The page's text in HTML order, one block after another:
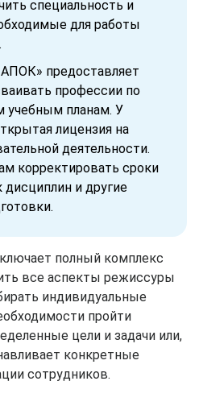
специальность и
для работы
предоставляет
профессии по
учебным планам. У
лицензия на
деятельности.
корректировать сроки
дисциплин и другие
полный комплекс
все аспекты режиссуры
индивидуальные
пройти
цели и задачи или,
конкретные
сотрудников.